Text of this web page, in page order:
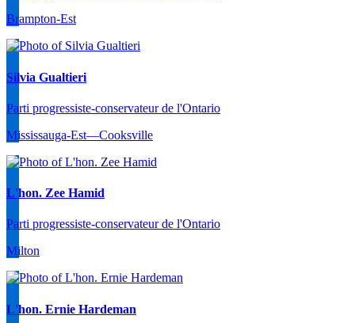
Brampton-Est
Silvia Gualtieri
Parti progressiste-conservateur de l'Ontario
Mississauga-Est—Cooksville
L'hon. Zee Hamid
Parti progressiste-conservateur de l'Ontario
Milton
L'hon. Ernie Hardeman